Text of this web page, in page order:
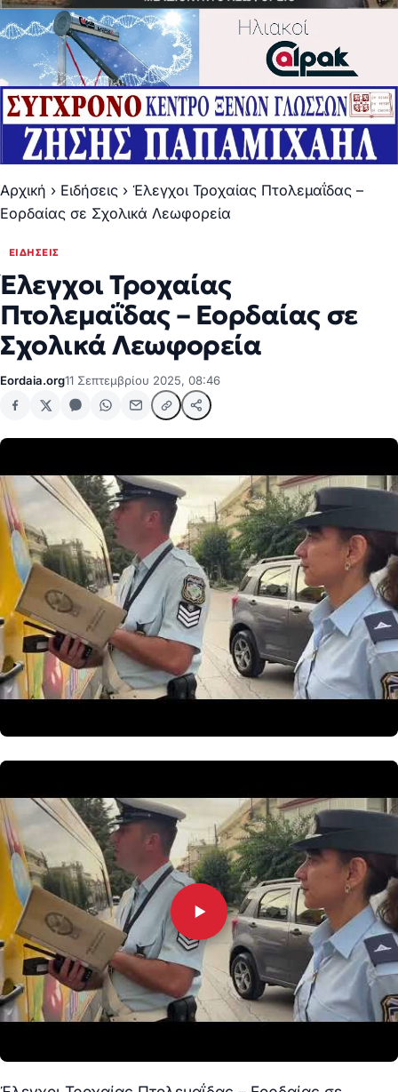
Αρχική › Ειδήσεις › Έλεγχοι Τροχαίας Πτολεμαΐδας –
Εορδαίας σε Σχολικά Λεωφορεία
ΕΙΔΉΣΕΙΣ
Έλεγχοι Τροχαίας
Πτολεμαΐδας – Εορδαίας σε
Σχολικά Λεωφορεία
Eordaia.org11 Σεπτεμβρίου 2025, 08:46